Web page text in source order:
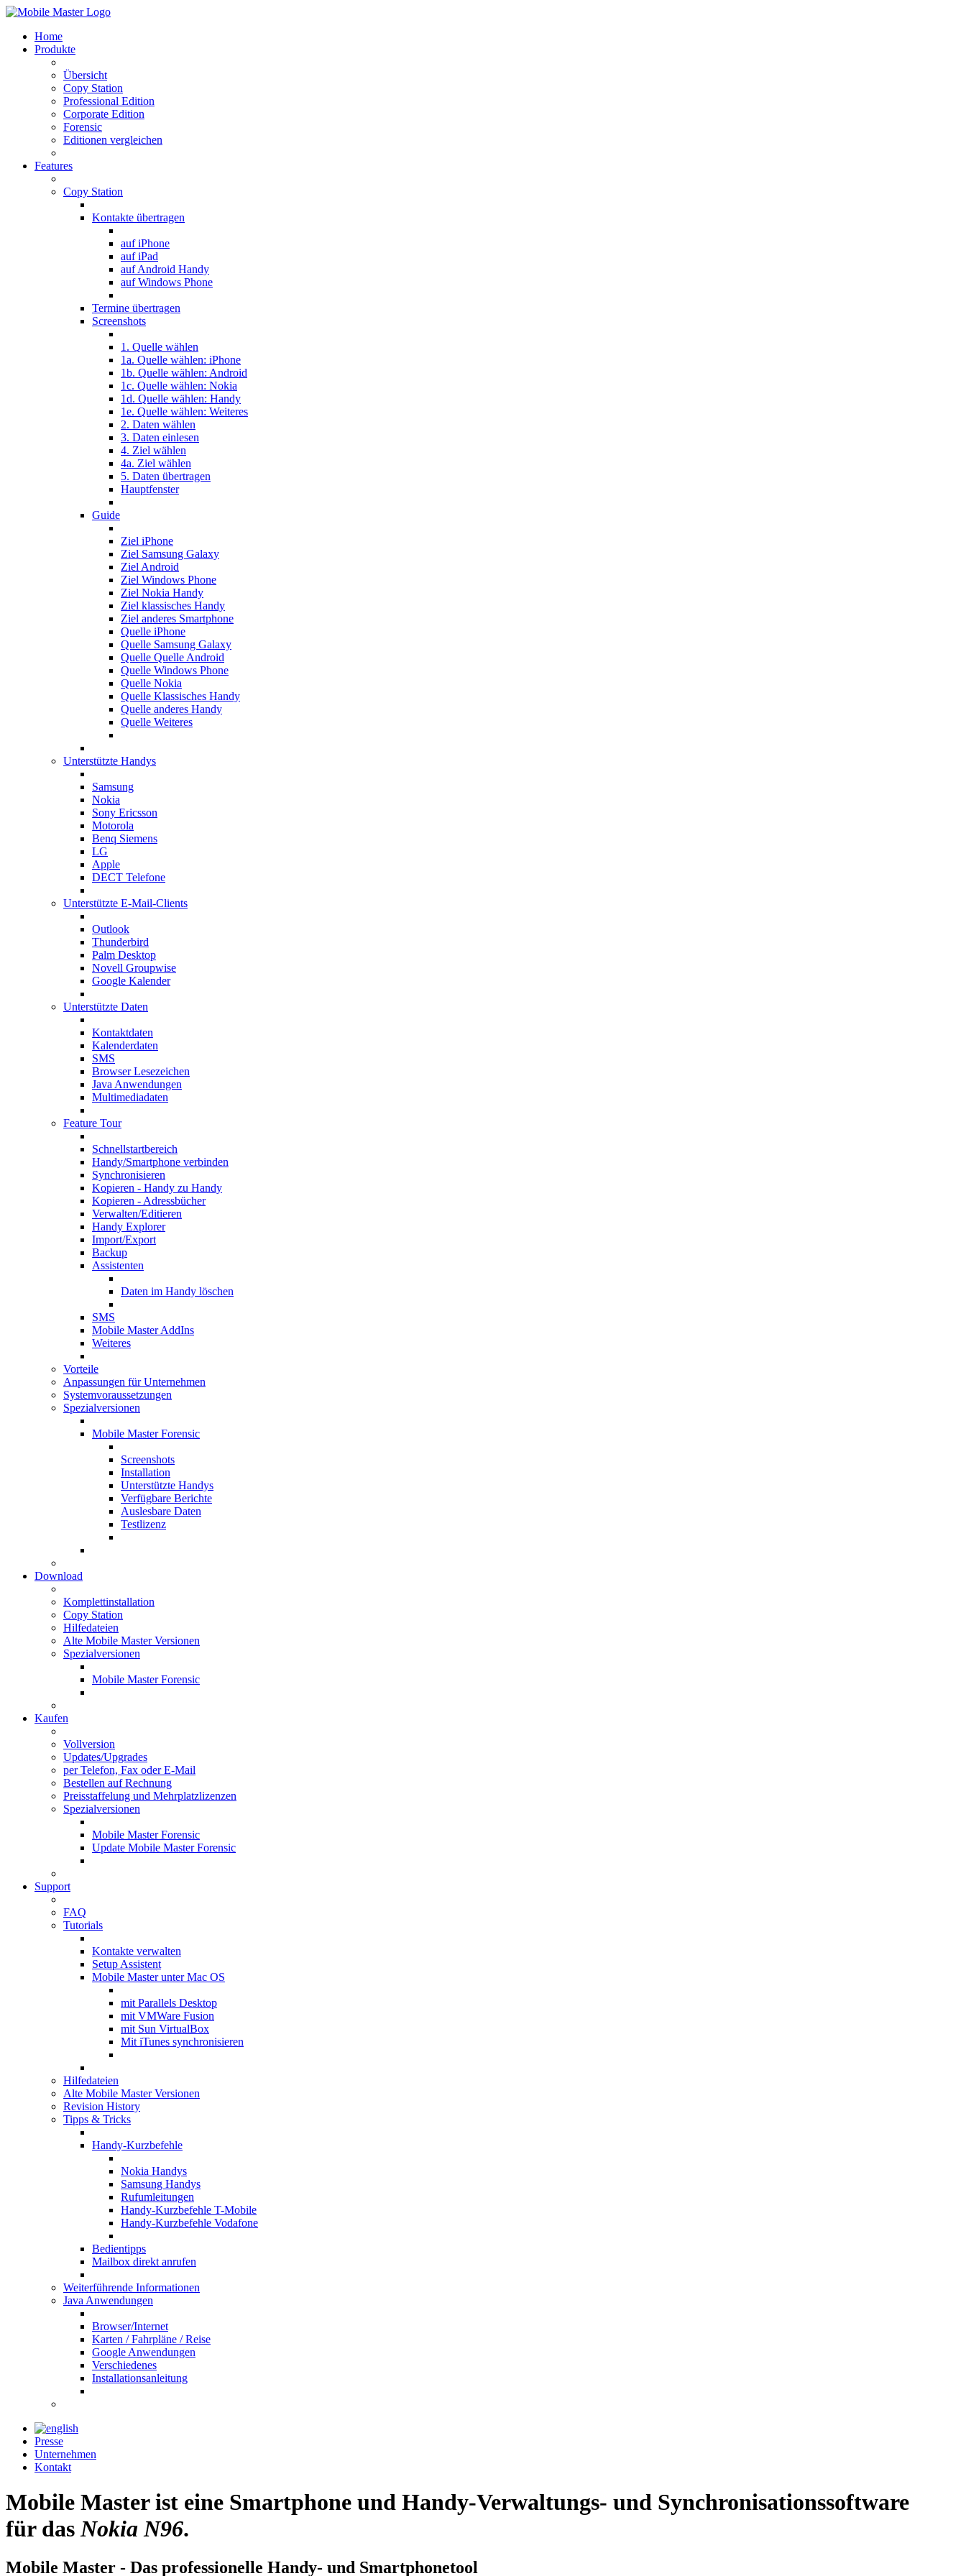
Home
Produkte
Übersicht
Copy Station
Professional Edition
Corporate Edition
Forensic
Editionen vergleichen
Features
Copy Station
Kontakte übertragen
auf iPhone
auf iPad
auf Android Handy
auf Windows Phone
Termine übertragen
Screenshots
1. Quelle wählen
1a. Quelle wählen: iPhone
1b. Quelle wählen: Android
1c. Quelle wählen: Nokia
1d. Quelle wählen: Handy
1e. Quelle wählen: Weiteres
2. Daten wählen
3. Daten einlesen
4. Ziel wählen
4a. Ziel wählen
5. Daten übertragen
Hauptfenster
Guide
Ziel iPhone
Ziel Samsung Galaxy
Ziel Android
Ziel Windows Phone
Ziel Nokia Handy
Ziel klassisches Handy
Ziel anderes Smartphone
Quelle iPhone
Quelle Samsung Galaxy
Quelle Quelle Android
Quelle Windows Phone
Quelle Nokia
Quelle Klassisches Handy
Quelle anderes Handy
Quelle Weiteres
Unterstützte Handys
Samsung
Nokia
Sony Ericsson
Motorola
Benq Siemens
LG
Apple
DECT Telefone
Unterstützte E-Mail-Clients
Outlook
Thunderbird
Palm Desktop
Novell Groupwise
Google Kalender
Unterstützte Daten
Kontaktdaten
Kalenderdaten
SMS
Browser Lesezeichen
Java Anwendungen
Multimediadaten
Feature Tour
Schnellstartbereich
Handy/Smartphone verbinden
Synchronisieren
Kopieren - Handy zu Handy
Kopieren - Adressbücher
Verwalten/Editieren
Handy Explorer
Import/Export
Backup
Assistenten
Daten im Handy löschen
SMS
Mobile Master AddIns
Weiteres
Vorteile
Anpassungen für Unternehmen
Systemvoraussetzungen
Spezialversionen
Mobile Master Forensic
Screenshots
Installation
Unterstützte Handys
Verfügbare Berichte
Auslesbare Daten
Testlizenz
Download
Komplettinstallation
Copy Station
Hilfedateien
Alte Mobile Master Versionen
Spezialversionen
Mobile Master Forensic
Kaufen
Vollversion
Updates/Upgrades
per Telefon, Fax oder E-Mail
Bestellen auf Rechnung
Preisstaffelung und Mehrplatzlizenzen
Spezialversionen
Mobile Master Forensic
Update Mobile Master Forensic
Support
FAQ
Tutorials
Kontakte verwalten
Setup Assistent
Mobile Master unter Mac OS
mit Parallels Desktop
mit VMWare Fusion
mit Sun VirtualBox
Mit iTunes synchronisieren
Hilfedateien
Alte Mobile Master Versionen
Revision History
Tipps & Tricks
Handy-Kurzbefehle
Nokia Handys
Samsung Handys
Rufumleitungen
Handy-Kurzbefehle T-Mobile
Handy-Kurzbefehle Vodafone
Bedientipps
Mailbox direkt anrufen
Weiterführende Informationen
Java Anwendungen
Browser/Internet
Karten / Fahrpläne / Reise
Google Anwendungen
Verschiedenes
Installationsanleitung
Presse
Unternehmen
Kontakt
Mobile Master ist eine Smartphone und Handy-Verwaltungs- und Synchronisationssoftware
für dasNokia N96.
Mobile Master - Das professionelle Handy- und Smartphonetool